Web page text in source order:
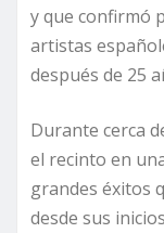
y que confirmó
artistas
después de 25
Durante cerca
el recinto en
grandes éxitos
desde sus